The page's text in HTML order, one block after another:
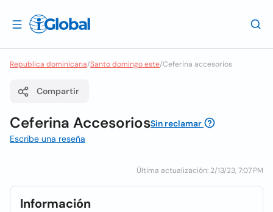
Republica dominicana/Santo domingo este/Ceferina accesorios
Compartir
Ceferina AccesoriosSin reclamar
Escribe una reseña
Última actualización: 2/13/23, 7:07 PM
Información